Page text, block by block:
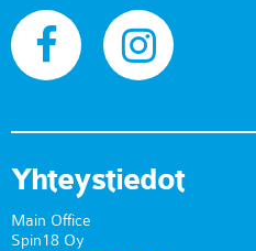
Yhteystiedot
Main Office
Spin18 Oy